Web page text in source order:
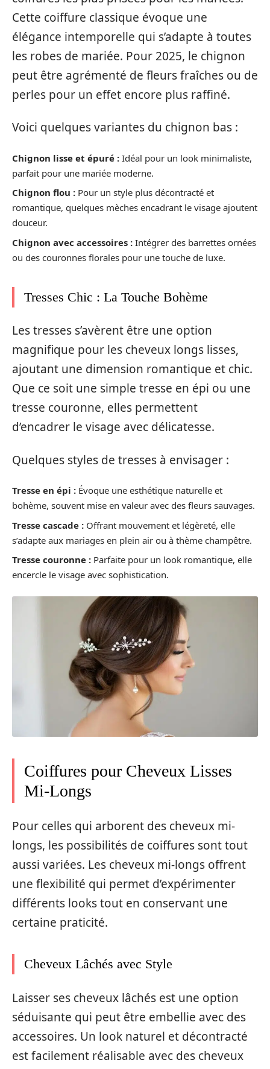
Cette coiffure classique évoque une
élégance intemporelle qui s’adapte à toutes
les robes de mariée. Pour 2025, le chignon
peut être agrémenté de fleurs fraîches ou de
perles pour un effet encore plus raffiné.
Voici quelques variantes du chignon bas :
Chignon lisse et épuré : Idéal pour un look minimaliste,
parfait pour une mariée moderne.
Chignon flou : Pour un style plus décontracté et
romantique, quelques mèches encadrant le visage ajoutent
douceur.
Chignon avec accessoires : Intégrer des barrettes ornées
ou des couronnes florales pour une touche de luxe.
Tresses Chic : La Touche Bohème
Les tresses s’avèrent être une option
magnifique pour les cheveux longs lisses,
ajoutant une dimension romantique et chic.
Que ce soit une simple tresse en épi ou une
tresse couronne, elles permettent
d’encadrer le visage avec délicatesse.
Quelques styles de tresses à envisager :
Tresse en épi : Évoque une esthétique naturelle et
bohème, souvent mise en valeur avec des fleurs sauvages.
Tresse cascade : Offrant mouvement et légèreté, elle
s’adapte aux mariages en plein air ou à thème champêtre.
Tresse couronne : Parfaite pour un look romantique, elle
encercle le visage avec sophistication.
Coiffures pour Cheveux Lisses
Mi-Longs
Pour celles qui arborent des cheveux mi-
longs, les possibilités de coiffures sont tout
aussi variées. Les cheveux mi-longs offrent
une flexibilité qui permet d’expérimenter
différents looks tout en conservant une
certaine praticité.
Cheveux Lâchés avec Style
Laisser ses cheveux lâchés est une option
séduisante qui peut être embellie avec des
accessoires. Un look naturel et décontracté
est facilement réalisable avec des cheveux